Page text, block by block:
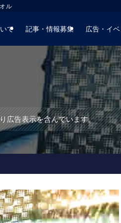
タナティブサイト
て 記事・情報募集 広告・イ
広告表示を含んでいます。